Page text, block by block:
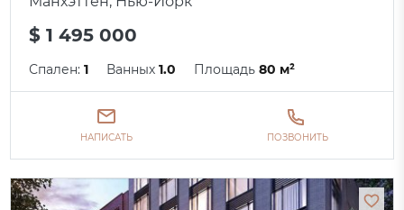
$ 1 495 000
Спален:1 Ванных1.0 Площадь80 м²
НАПИСАТЬ ПОЗВОНИТЬ